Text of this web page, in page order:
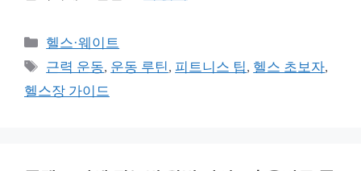
카
테
리
헬스·웨이트
태
그
근력 운동, 운동 루틴, 피트니스 팁, 헬스 초보자,
헬스장 가이드